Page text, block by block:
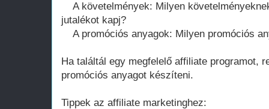
A követelmények: Milyen
jutalékot kapj?
A promóciós anyagok: Milyen promóciós
Ha találtál egy megfelelő affiliate programot,
promóciós anyagot készíteni.
Tippek az affiliate marketinghez: